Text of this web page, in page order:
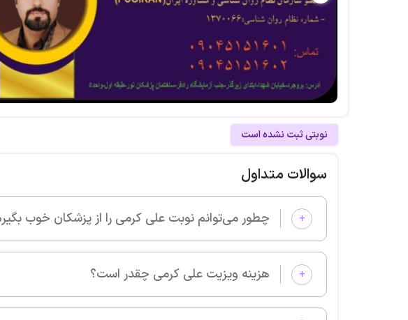
نوبتی ثبت نشده است
سوالات متداول
+ چطور می‌توانم نوبت علی کرمی را از پزشکان خوب بگیرم و ویزیت شوم؟
+ هزینه ویزیت علی کرمی چقدر است؟